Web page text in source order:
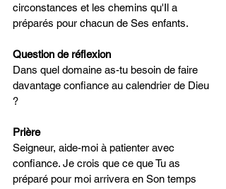
circonstances et les chemins qu'Il a
préparés pour chacun de Ses enfants.
Question de réflexion
Dans quel domaine as-tu besoin de faire
davantage confiance au calendrier de Dieu
?
Prière
Seigneur, aide-moi à patienter avec
confiance. Je crois que ce que Tu as
préparé pour moi arrivera en Son temps